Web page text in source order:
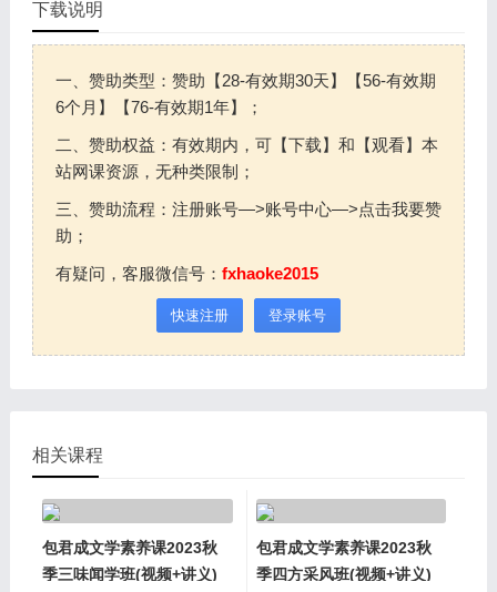
下载说明
一、赞助类型：赞助【28-有效期30天】【56-有效期
6个月】【76-有效期1年】；
二、赞助权益：有效期内，可【下载】和【观看】本
站网课资源，无种类限制；
三、赞助流程：注册账号—>账号中心—>点击我要赞
助；
有疑问，客服微信号： fxhaoke2015
快速注册 登录账号
相关课程
包君成文学素养课2023秋
季三味闻学班(视频+讲义)
包君成文学素养课2023秋
季四方采风班(视频+讲义)